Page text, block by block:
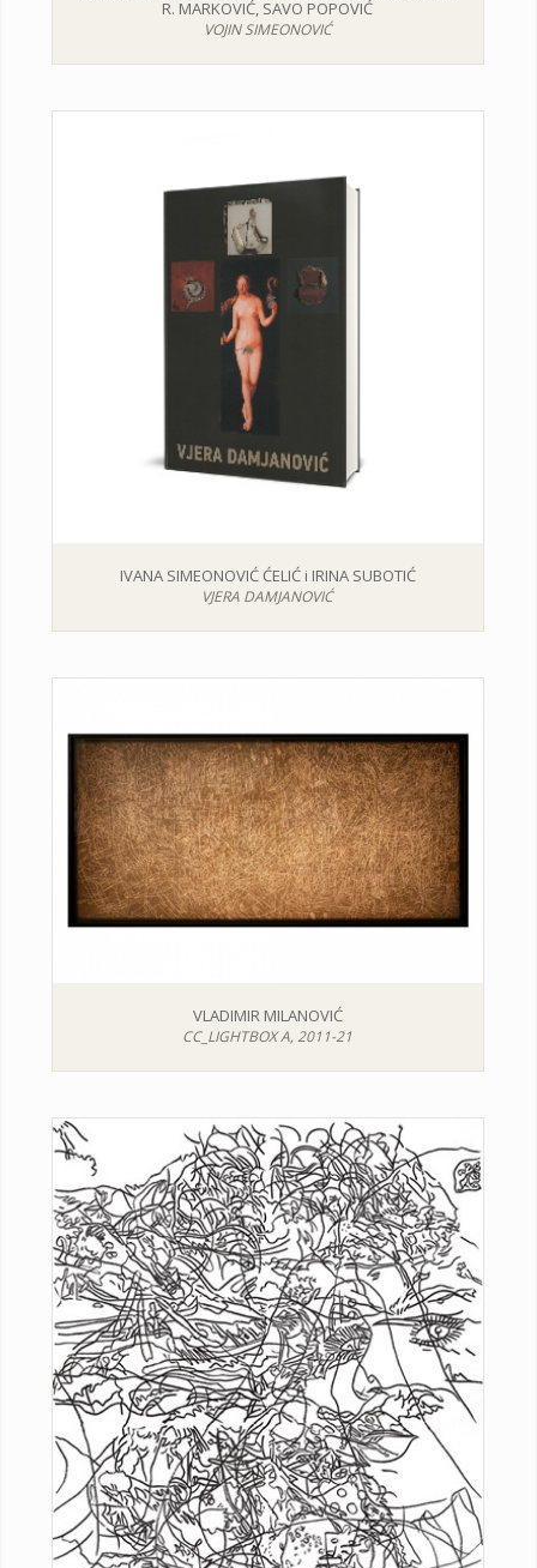
R. MARKOVIĆ, SAVO POPOVIĆ
VOJIN SIMEONOVIĆ
IVANA SIMEONOVIĆ ĆELIĆ i IRINA SUBOTIĆ
VJERA DAMJANOVIĆ
VLADIMIR MILANOVIĆ
CC_LIGHTBOX A, 2011-21